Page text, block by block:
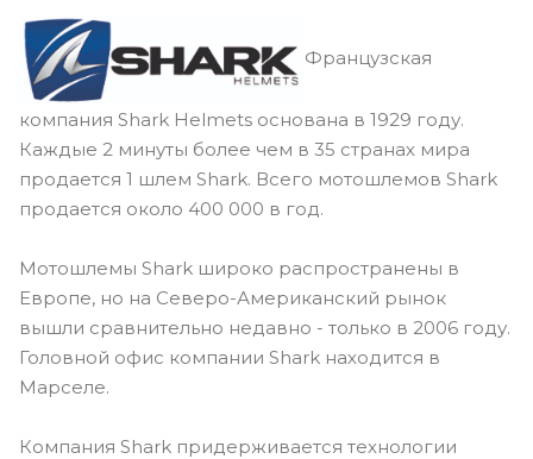
Французская
компания Shark Helmets основана в 1929 году.
Каждые 2 минуты более чем в 35 странах мира
продается 1 шлем Shark. Всего мотошлемов Shark
продается около 400 000 в год.
Мотошлемы Shark широко распространены в
Европе, но на Северо-Американский рынок
вышли сравнительно недавно - только в 2006 году.
Головной офис компании Shark находится в
Марселе.
Компания Shark придерживается технологии